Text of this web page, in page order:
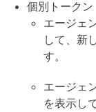
個別トークン
エージェ
して、新
す。
エージェ
を表示し